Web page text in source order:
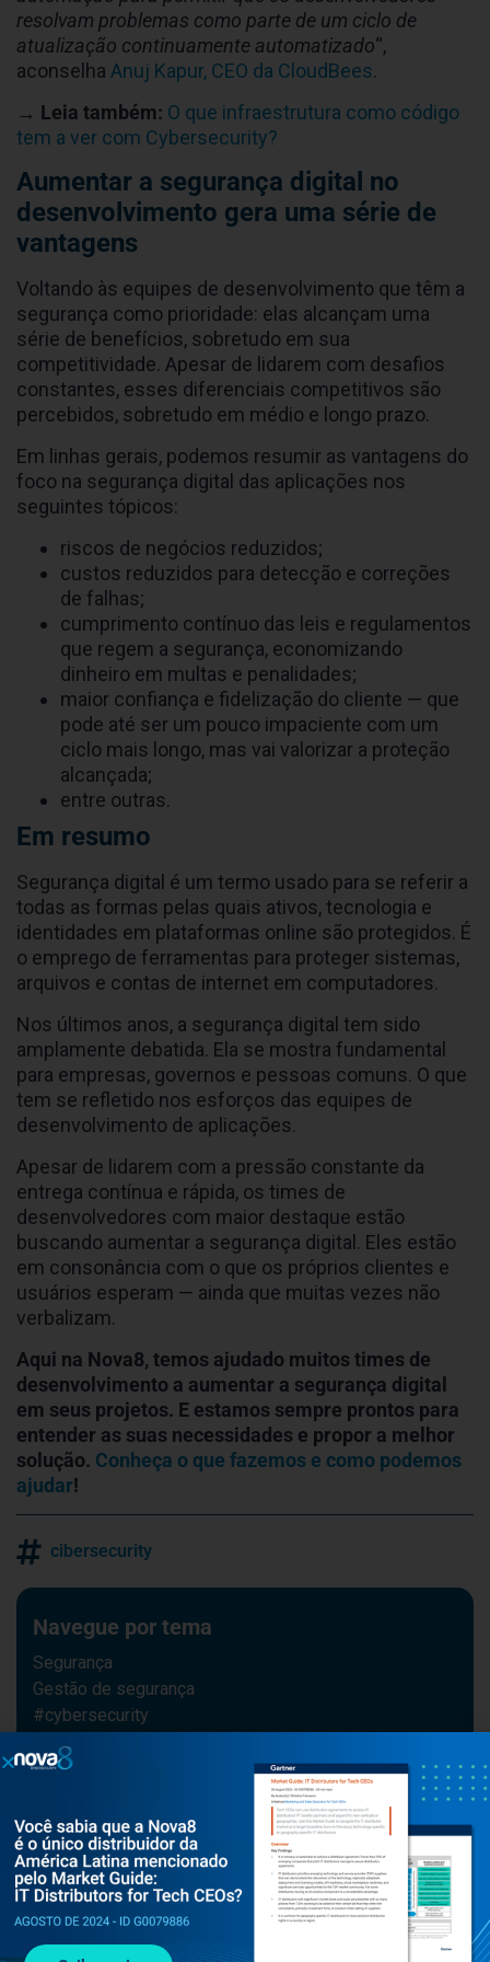
resolvam problemas como parte de um ciclo de
atualização continuamente automatizado“,
aconselha Anuj Kapur, CEO da CloudBees.
→ Leia também: O que infraestrutura como código
tem a ver com Cybersecurity?
Aumentar a segurança digital no
desenvolvimento gera uma série de
vantagens
Voltando às equipes de desenvolvimento que têm a
segurança como prioridade: elas alcançam uma
série de benefícios, sobretudo em sua
competitividade. Apesar de lidarem com desafios
constantes, esses diferenciais competitivos são
percebidos, sobretudo em médio e longo prazo.
Em linhas gerais, podemos resumir as vantagens do
foco na segurança digital das aplicações nos
seguintes tópicos:
riscos de negócios reduzidos;
custos reduzidos para detecção e correções
de falhas;
cumprimento contínuo das leis e regulamentos
que regem a segurança, economizando
dinheiro em multas e penalidades;
maior confiança e fidelização do cliente — que
pode até ser um pouco impaciente com um
ciclo mais longo, mas vai valorizar a proteção
alcançada;
entre outras.
Em resumo
Segurança digital é um termo usado para se referir a
todas as formas pelas quais ativos, tecnologia e
identidades em plataformas online são protegidos. É
o emprego de ferramentas para proteger sistemas,
arquivos e contas de internet em computadores.
Nos últimos anos, a segurança digital tem sido
amplamente debatida. Ela se mostra fundamental
para empresas, governos e pessoas comuns. O que
tem se refletido nos esforços das equipes de
desenvolvimento de aplicações.
Apesar de lidarem com a pressão constante da
entrega contínua e rápida, os times de
desenvolvedores com maior destaque estão
buscando aumentar a segurança digital. Eles estão
em consonância com o que os próprios clientes e
usuários esperam — ainda que muitas vezes não
verbalizam.
Aqui na Nova8, temos ajudado muitos times de
desenvolvimento a aumentar a segurança digital
em seus projetos. E estamos sempre prontos para
entender as suas necessidades e propor a melhor
solução. Conheça o que fazemos e como podemos
ajudar!
cibersecurity
Navegue por tema
Segurança
Gestão de segurança
#cybersecurity
Upwind
#IA
#cybercrime
Segurança na Nuvem
Checkmarx